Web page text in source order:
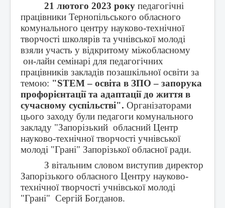
21 лютого 2023 року педагогічні
працівники Тернопільського обласного
комунального центру науково-технічної
творчості школярів та учнівської молоді
взяли участь у відкритому міжобласному
он-лайн семінарі для педагогічних
працівників закладів позашкільної освіти за
темою: "STEM– освіта в ЗПО – запорука
профорієнтації та адаптації до життя в
сучасному суспільстві". Організаторами
цього заходу були педагоги комунального
закладу "Запорізький обласний Центр
науково-технічної творчості учнівської
молоді "Грані" Запорізької обласної ради.
З вітальним словом виступив директор
Запорізького обласного Центру науково-
технічної творчості учнівської молоді
"Грані" Сергій Богданов.